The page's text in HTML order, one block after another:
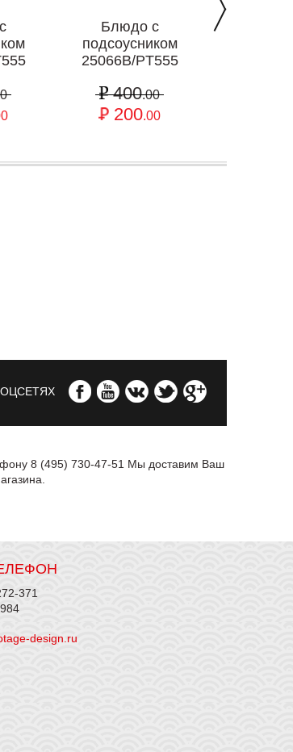
Блюдо с
подсоусником
25066B/PT555
400.00
200.00
Блюдо
8 (495) 730-47-51 Мы доставим Ваш
371
design.ru